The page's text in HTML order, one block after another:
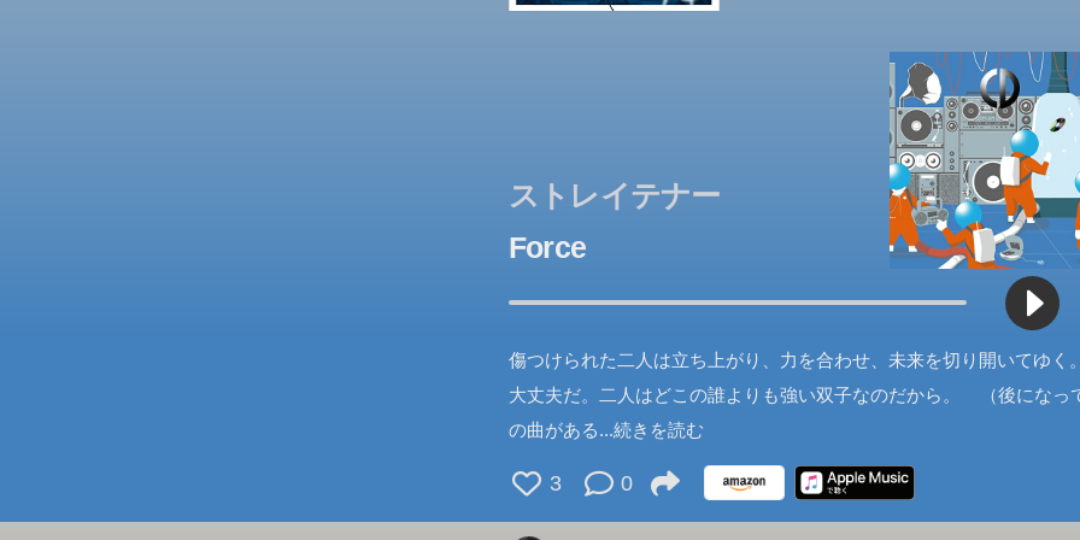
ストレイテナー
Force
傷つけられた二人は立ち上がり、力を合わせ、未来を切り開いてゆく
大丈夫だ。二人はどこの誰よりも強い双子なのだから。 （後になっ
の曲がある...続きを読む
3 0